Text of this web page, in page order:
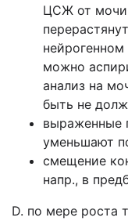
ЦСЖ от мочи
можно
анализ на
быть не
выраженные
уменьшают
смещение
напр., в
D. по мере роста